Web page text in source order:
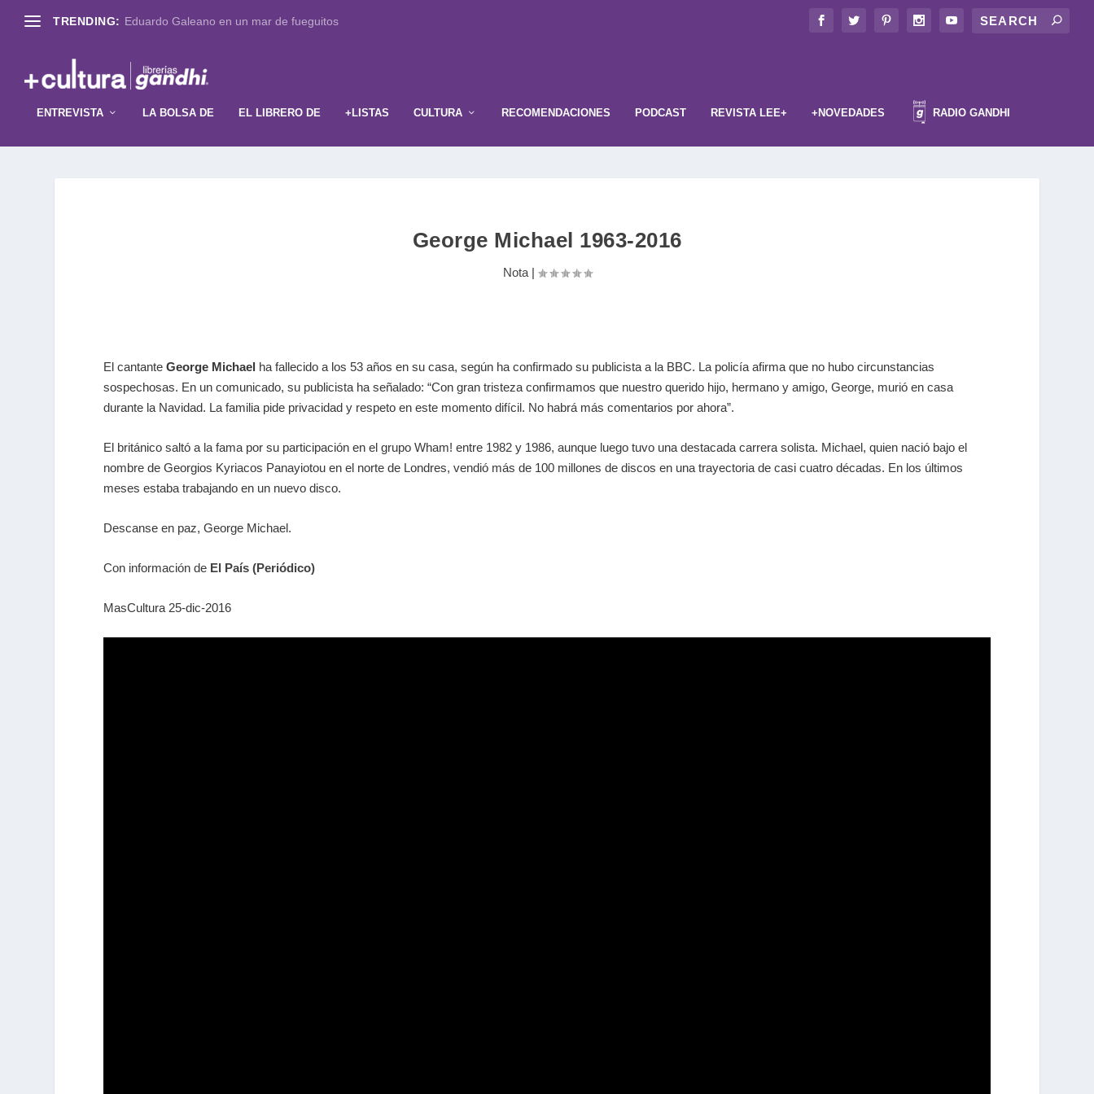
TRENDING: Eduardo Galeano en un mar de fueguitos
ENTREVISTA LA BOLSA DE EL LIBRERO DE +LISTAS CULTURA RECOMENDACIONES PODCAST REVISTA LEE+ +NOVEDADES RADIO GANDHI
George Michael 1963-2016
Nota|
El cantanteGeorge Michael ha fallecido a los 53 años en su casa, según ha confirmado su publicista a la BBC. La policía afirma que no hubo circunstancias
sospechosas. En un comunicado, su publicista ha señalado: “Con gran tristeza confirmamos que nuestro querido hijo, hermano y amigo, George, murió en casa
durante la Navidad. La familia pide privacidad y respeto en este momento difícil. No habrá más comentarios por ahora”.
El británico saltó a la fama por su participación en el grupo Wham! entre 1982 y 1986, aunque luego tuvo una destacada carrera solista. Michael, quien nació bajo el
nombre de Georgios Kyriacos Panayiotou en el norte de Londres, vendió más de 100 millones de discos en una trayectoria de casi cuatro décadas. En los últimos
meses estaba trabajando en un nuevo disco.
Descanse en paz, George Michael.
Con información de El País (Periódico)
MasCultura 25-dic-2016